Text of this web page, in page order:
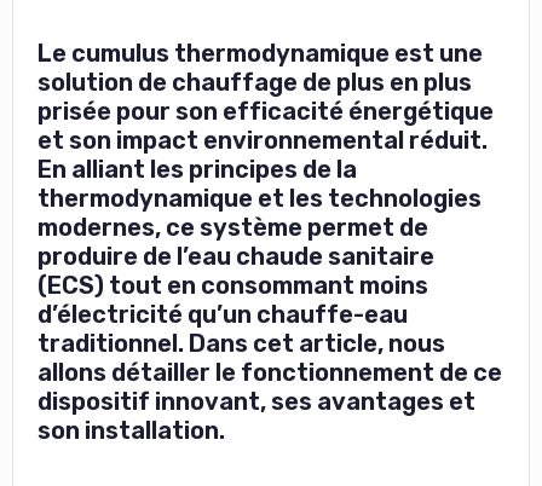
Le cumulus thermodynamique est une
solution de chauffage de plus en plus
prisée pour son efficacité énergétique
et son impact environnemental réduit.
En alliant les principes de la
thermodynamique et les technologies
modernes, ce système permet de
produire de l’eau chaude sanitaire
(ECS) tout en consommant moins
d’électricité qu’un chauffe-eau
traditionnel. Dans cet article, nous
allons détailler le fonctionnement de ce
dispositif innovant, ses avantages et
son installation.